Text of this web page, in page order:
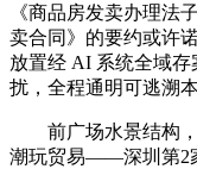
《商品房发卖办理法
卖合同》的要约或许
放置经 AI 系统全域
扰，全程通明可逃溯
前广场水景结构，
潮玩贸易——深圳第2